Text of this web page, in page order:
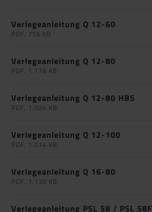
Verlegeanleitung Q 12-60
PDF, 756 KB
Verlegeanleitung Q 12-80
PDF, 1.176 KB
Verlegeanleitung Q 12-80 HBS
PDF, 1.024 KB
Verlegeanleitung Q 12-100
PDF, 1.014 KB
Verlegeanleitung Q 16-80
PDF, 1.130 KB
Verlegeanleitung PSL 58 / PSL 58F